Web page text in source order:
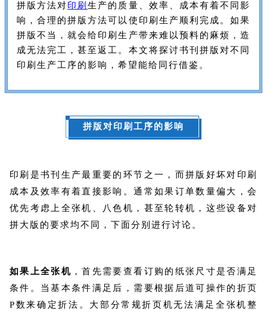
拼版方法对印刷生产的质量、效率、成本有着不同影
响，合理的拼版方法可以使印刷生产顺利完成。如果
拼版不当，就会给印刷生产带来难以预料的麻烦，造
成无法完工，甚至返工。本文将探讨书刊拼版对不同
印刷生产工序的影响，希望能给同行借鉴。
拼版对印刷工序的影响
印刷是书刊生产最重要的环节之一，而拼版好坏对印刷
成本及效率有着直接影响。通常如果订单数量偏大，会
优先考虑上全张机、八色机，甚至轮转机，这些设备对
拼大版的要求均不同，下面分别进行讨论。
如果上全张机 ，首先需要查看订购的纸张尺寸是否满足
条件。当基本条件满足后，需要根据后道可操作的折页
P数来确定折法。大部分常规折页机无法满足全张机整